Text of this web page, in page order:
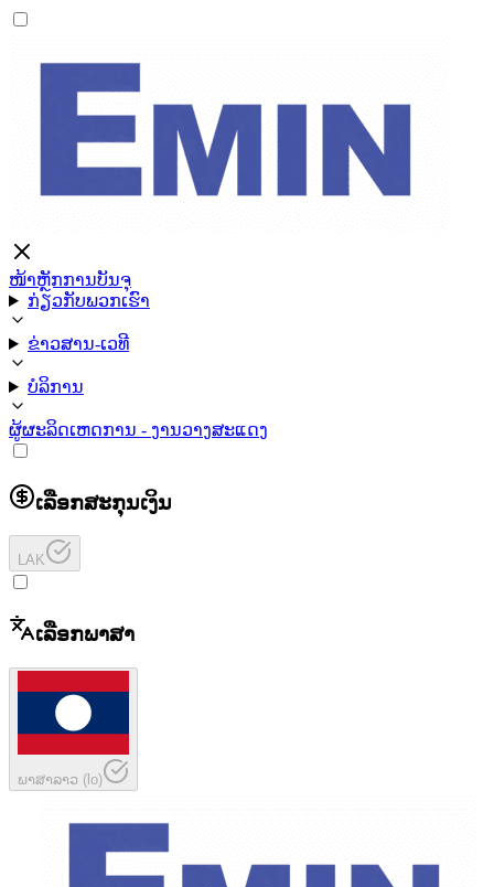
ໜ້າຫຼັກການບັນຈຸ
ກ່ຽວກັບພວກເຮົາ
ຂ່າວສານ-ເວທີ
ບໍລິການ
ຜູ້ຜະລິດເຫດການ - ງານວາງສະແດງ
ເລືອກສະກຸນເງິນ
LAK
ເລືອກພາສາ
ພາສາລາວ (lo)